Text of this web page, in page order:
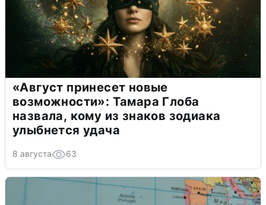
«Август принесет новые
возможности»: Тамара Глоба
назвала, кому из знаков зодиака
улыбнется удача
8 августа 63